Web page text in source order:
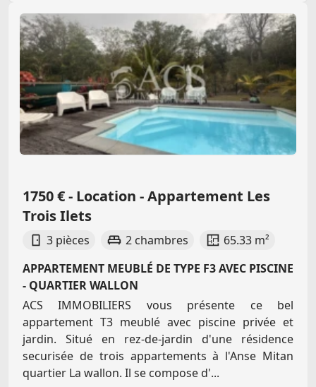
1750 € - Location - Appartement Les
Trois Ilets
3 pièces 2 chambres
65.33 m²
APPARTEMENT MEUBLÉ DE TYPE F3 AVEC PISCINE
- QUARTIER WALLON
ACS IMMOBILIERS vous présente ce bel
appartement T3 meublé avec piscine privée et
jardin. Situé en rez-de-jardin d'une résidence
securisée de trois appartements à l'Anse Mitan
quartier La wallon. Il se compose d'...